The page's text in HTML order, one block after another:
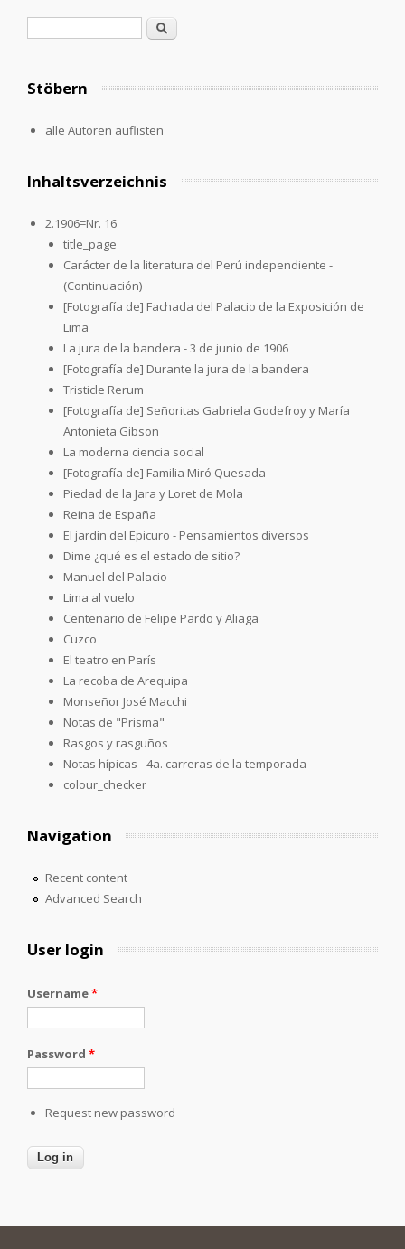
Search
Stöbern
alle Autoren auflisten
Inhaltsverzeichnis
2.1906=Nr. 16
title_page
Carácter de la literatura del Perú independiente -
(Continuación)
[Fotografía de] Fachada del Palacio de la Exposición de
Lima
La jura de la bandera - 3 de junio de 1906
[Fotografía de] Durante la jura de la bandera
Tristicle Rerum
[Fotografía de] Señoritas Gabriela Godefroy y María
Antonieta Gibson
La moderna ciencia social
[Fotografía de] Familia Miró Quesada
Piedad de la Jara y Loret de Mola
Reina de España
El jardín del Epicuro - Pensamientos diversos
Dime ¿qué es el estado de sitio?
Manuel del Palacio
Lima al vuelo
Centenario de Felipe Pardo y Aliaga
Cuzco
El teatro en París
La recoba de Arequipa
Monseñor José Macchi
Notas de "Prisma"
Rasgos y rasguños
Notas hípicas - 4a. carreras de la temporada
colour_checker
Navigation
Recent content
Advanced Search
User login
Username*
Password *
Request new password